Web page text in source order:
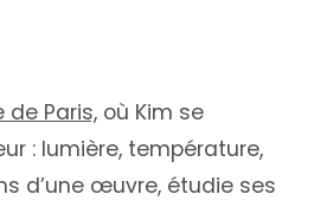
Paris, où Kim se
: lumière, température,
d’une œuvre, étudie ses